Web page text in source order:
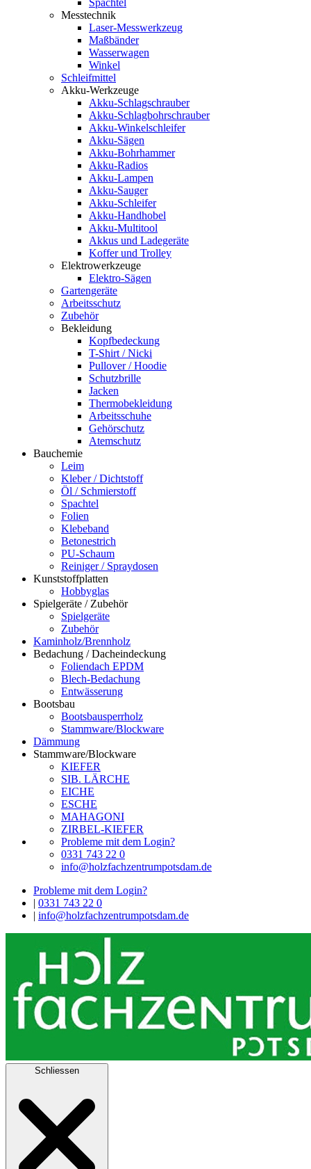
Spachtel
Messtechnik
Laser-Messwerkzeug
Maßbänder
Wasserwagen
Winkel
Schleifmittel
Akku-Werkzeuge
Akku-Schlagschrauber
Akku-Schlagbohrschrauber
Akku-Winkelschleifer
Akku-Sägen
Akku-Bohrhammer
Akku-Radios
Akku-Lampen
Akku-Sauger
Akku-Schleifer
Akku-Handhobel
Akku-Multitool
Akkus und Ladegeräte
Koffer und Trolley
Elektrowerkzeuge
Elektro-Sägen
Gartengeräte
Arbeitsschutz
Zubehör
Bekleidung
Kopfbedeckung
T-Shirt / Nicki
Pullover / Hoodie
Schutzbrille
Jacken
Thermobekleidung
Arbeitsschuhe
Gehörschutz
Atemschutz
Bauchemie
Leim
Kleber / Dichtstoff
Öl / Schmierstoff
Spachtel
Folien
Klebeband
Betonestrich
PU-Schaum
Reiniger / Spraydosen
Kunststoffplatten
Hobbyglas
Spielgeräte / Zubehör
Spielgeräte
Zubehör
Kaminholz/Brennholz
Bedachung / Dacheindeckung
Foliendach EPDM
Blech-Bedachung
Entwässerung
Bootsbau
Bootsbausperrholz
Stammware/Blockware
Dämmung
Stammware/Blockware
KIEFER
SIB. LÄRCHE
EICHE
ESCHE
MAHAGONI
ZIRBEL-KIEFER
Probleme mit dem Login?
0331 743 22 0
info@holzfachzentrumpotsdam.de
Probleme mit dem Login?
| 0331 743 22 0
| info@holzfachzentrumpotsdam.de
Schliessen